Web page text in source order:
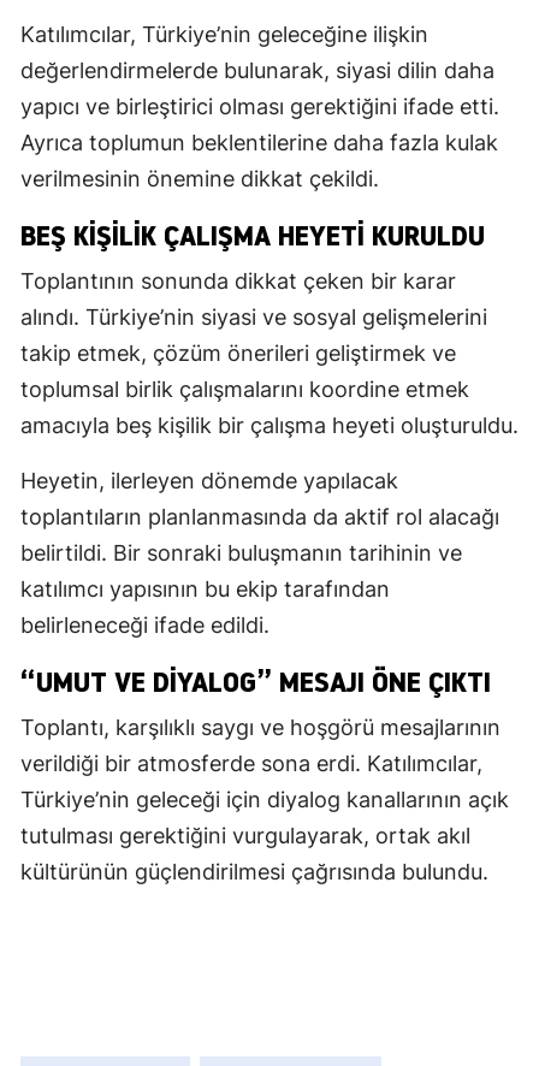
Katılımcılar, Türkiye’nin geleceğine ilişkin
değerlendirmelerde bulunarak, siyasi dilin daha
yapıcı ve birleştirici olması gerektiğini ifade etti.
Ayrıca toplumun beklentilerine daha fazla kulak
verilmesinin önemine dikkat çekildi.
BEŞ KIŞILIK ÇALIŞMA HEYETI KURULDU
Toplantının sonunda dikkat çeken bir karar
alındı. Türkiye’nin siyasi ve sosyal gelişmelerini
takip etmek, çözüm önerileri geliştirmek ve
toplumsal birlik çalışmalarını koordine etmek
amacıyla beş kişilik bir çalışma heyeti oluşturuldu.
Heyetin, ilerleyen dönemde yapılacak
toplantıların planlanmasında da aktif rol alacağı
belirtildi. Bir sonraki buluşmanın tarihinin ve
katılımcı yapısının bu ekip tarafından
belirleneceği ifade edildi.
“UMUT VE DIYALOG” MESAJI ÖNE ÇIKTI
Toplantı, karşılıklı saygı ve hoşgörü mesajlarının
verildiği bir atmosferde sona erdi. Katılımcılar,
Türkiye’nin geleceği için diyalog kanallarının açık
tutulması gerektiğini vurgulayarak, ortak akıl
kültürünün güçlendirilmesi çağrısında bulundu.